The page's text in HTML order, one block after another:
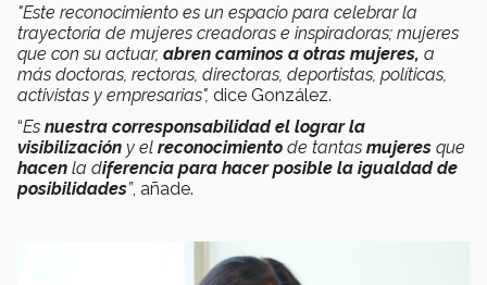
"Este reconocimiento es un espacio para celebrar la
trayectoria de mujeres creadoras e inspiradoras; mujeres
que con su actuar, abren caminos a otras mujeres, a
más doctoras, rectoras, directoras, deportistas, políticas,
activistas y empresarias", dice González.
“Es nuestra corresponsabilidad el lograr la
visibilización y el reconocimiento de tantas mujeres que
hacen la diferencia para hacer posible la igualdad de
posibilidades”, añade.